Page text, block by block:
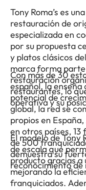
Tony Roma’s es
restauración de
especializada en
por su propuesta
y platos clásicos
marca forma
restauración
restaurantes, lo
operativa y su
Con más de 30
español, la
potencial de
global, la red se
propios en
en otros países, 13
de 500
demuestra su
reconocimiento de
El modelo de Tony
de escala que
producto gracias a
mejorando la
franquiciados.